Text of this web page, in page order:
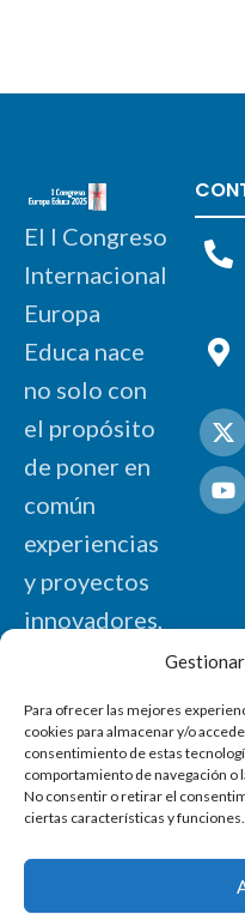
Para ofrecer las mejores
cookies para almacenar y/o
consentimiento de estas
comportamiento de navegación o
No consentir o retirar el
ciertas características y funciones.
El I Congreso
Internacional
Europa
Educa nace
no solo con
el propósito
de poner en
común
experiencias
y proyectos
innovadores,
mediante
nuevas
propuestas, a